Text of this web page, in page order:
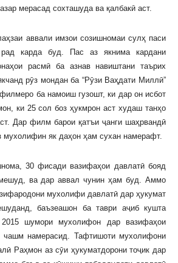
мерасад сохташуда ва қалбакӣ аст.
аввали имзои созишномаи сулҳ паси
карда буд. Пас аз якнима кардани
расмӣ ба азнав навиштани таърих
рӯз мондан ба “Рӯзи Ваҳдати Миллӣ”
ба намоиш гузошт, ки дар он исбот
ки 25 сол боз ҳукмрон аст худаш танҳо
Дар филм барои қатъи ҷанги шаҳрвандӣ
мухолифин як даҳон ҳам сухан намерафт.
30 фисади вазифаҳои давлатӣ бояд
ва дар аввал чунин ҳам буд. Аммо
мухолифи давлатӣ дар ҳукумат
баъзеашон ба таври аҷиб кушта
шумори мухолифон дар вазифаҳои
чашм намерасид. Тафтишоти мухолифони
Раҳмон аз сӯи ҳукуматдорони тоҷик дар